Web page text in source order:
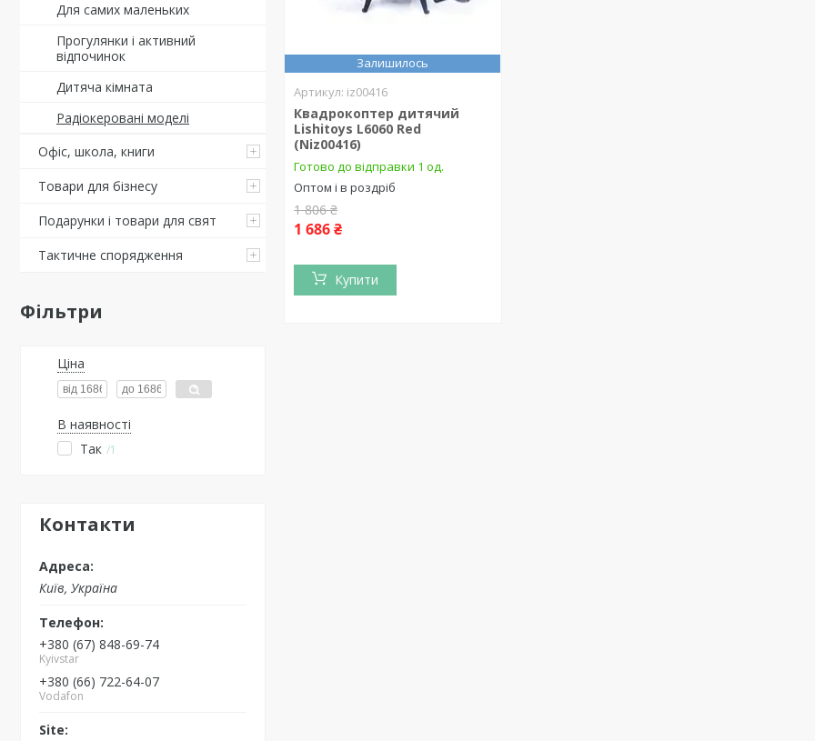
Для самих маленьких
Прогулянки і активний
відпочинок
Дитяча кімната
Радіокеровані моделі
Офіс, школа, книги
Товари для бізнесу
Подарунки і товари для свят
Тактичне спорядження
Фільтри
Ціна
В наявності
Так 1
Контакти
Київ, Україна
+380 (67) 848-69-74
Kyivstar
+380 (66) 722-64-07
Vodafon
Залишилось
iz00416
Квадрокоптер дитячий
Lishitoys L6060 Red
(Niz00416)
Готово до відправки 1 од.
Оптом і в роздріб
1 806 ₴
1 686 ₴
Купити